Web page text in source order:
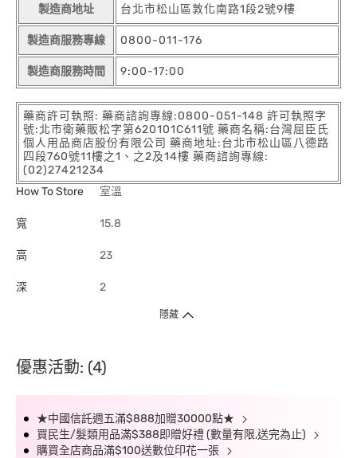
製造商地址 台北市松山區敦化南路1段2號9樓
製造商服務專線 0800-011-176
製造商服務時間 9:00-17:00
藥商許可執照: 藥商諮詢專線:0800-051-148 許可執照字
號:北市衛藥販松字第620101C611號 藥商名稱:台灣屈臣氏
個人用品商店股份有限公司 藥商地址:台北市松山區八德路
四段760號11樓之1、之2及14樓 藥商諮詢專線:
(02)27421234
How To Store
室溫
寬 15.8
高 23
深 2
隱藏
優惠活動: (4)
★中國信託週五滿$888加贈30000點★
買民生/髮類用品滿$388即贈好禮 (數量有限,送完為止)
購買全店商品滿$100送數位印花一張